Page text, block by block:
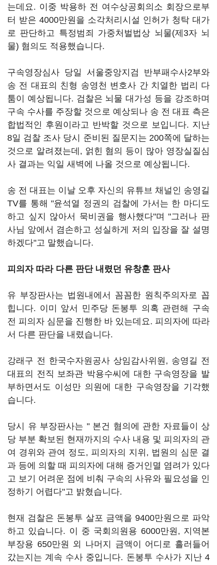
는데요. 이중 박용하 전 여수상공회의소 회장으로부
터 받은 4000만원을 소각처리시설 인허가 청탁 대가
로 판단하고 특정범죄 가중처벌법상 뇌물(제3자 뇌
물) 혐의도 적용했습니다.
구속영장심사 당일 서울중앙지검 반부패수사2부와
송 전 대표의 친형 송영천 변호사 간 치열한 법리 다
툼이 예상됩니다. 검찰은 뇌물 대가성 등을 강조하며
구속 수사를 주장할 것으로 예상되나 송 전 대표 측은
합법적인 후원이라고 반박할 것으로 보입니다. 지난
8일 검찰 조사 당시 준비된 질문지는 200쪽에 달하는
것으로 알려졌는데, 얽힌 혐의 등이 많아 영장실질심
사 결과는 익일 새벽에 나올 것으로 예상됩니다.
송 전 대표는 이날 오후 자신의 유튜브 채널인 송영길
TV를 통해 "윤석열 정권의 검찰에 가서는 한 마디도
하고 싶지 않아서 묵비권을 행사했다"며 "그러나 판
사님 앞에서 겸손하고 성실하게 저의 입장을 잘 설명
하겠다"고 말했습니다.
피의자 따라 다른 판단 내렸던 유창훈 판사
유 부장판사는 법원내에서 꼼꼼한 원칙주의자로 꼽
힙니다. 이미 앞서 민주당 돈봉투 의혹 관련해 구속
전 피의자 심문을 진행한 바 있는데요. 피의자에 따라
서 다른 판단을 내렸습니다.
강래구 전 한국수자원공사 상임감사위원, 송영길 전
대표의 전직 보좌관 박용수씨에 대한 구속영장을 발
부하면서도 이성만 의원에 대한 구속영장을 기각했
습니다.
당시 유 부장판사는 " 본건 혐의에 관한 자료들이 상
당 부분 확보된 현재까지의 수사 내용 및 피의자의 관
여 경위와 관여 정도, 피의자의 지위, 법원의 심문 결
과 등에 의할 때 피의자에 대해 증거인멸 염려가 있다
고 보기 어려운 점에 비춰 구속의 사유와 필요성을 인
정하기 어렵다"고 밝혔습니다.
현재 검찰은 돈봉투 살포 금액을 9400만원으로 파악
하고 있습니다. 이 중 국회의원용 6000만원, 지역본
부장용 650만원 외 나머지 금액이 어디로 흘러들어
갔는지는 계속 수사 중입니다. 돈봉투 수사가 지난 4